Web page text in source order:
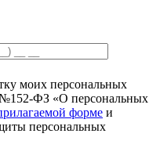
моих персональных
№152-ФЗ «О персональных
форме и
персональных